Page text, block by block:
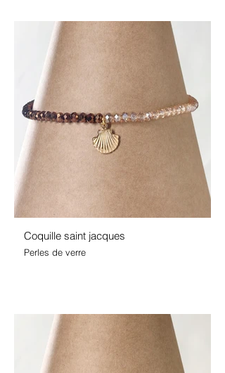
Coquille saint jacques
Perles de verre